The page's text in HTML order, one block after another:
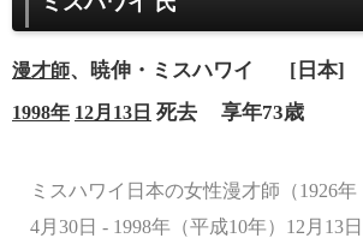
漫才師、暁伸・ミスハワイ [日本]
1998年 12月13日 死去 享年73歳
ミスハワイ日本の女性漫才師（1926年
4月30日 - 1998年（平成10年）12月13日